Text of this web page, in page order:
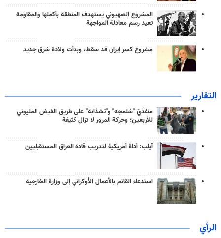
المشروع الصهيوني يستهدف المنطقة بأكملها والمقاومة
تعيد رسم معادلة المواجهة
مشروع كسر إيران قد سقط، وبدأت ولادة شرق جديد
التقارير
منفذَيّ "شلمجه" و"تشذابة" على طريق الفيض المليوني
للأربعين؛ وحركة المرور لا تزال كثيفة
آيلب: أداة أمريكية لتدريب قادة العراق المستقبليين
استدعاء القائم بالأعمال الأوكراني إلى وزارة الخارجية
الرأي